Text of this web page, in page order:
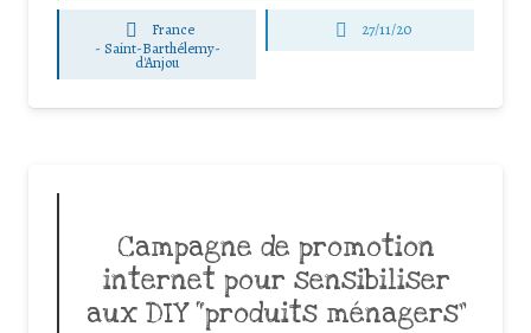
France
- Saint-Barthélemy-
d'Anjou
27/11/20
Campagne de promotion
internet pour sensibiliser
aux DIY “produits ménagers”